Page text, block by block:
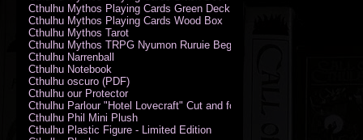
Cthulhu Mythos Playing Cards Green Deck
Cthulhu Mythos Playing Cards Wood Box
Cthulhu Mythos Tarot
Cthulhu Mythos TRPG Nyumon Ruruie Beginners
Cthulhu Narrenball
Cthulhu Notebook
Cthulhu oscuro (PDF)
Cthulhu our Protector
Cthulhu Parlour "Hotel Lovecraft" Cut and fold Game-Cards
Cthulhu Phil Mini Plush
Cthulhu Plastic Figure - Limited Edition